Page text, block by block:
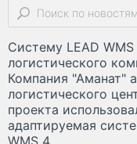
Систему LEAD
логистического
Компания "Аманат"
логистического
проекта
адаптируемая